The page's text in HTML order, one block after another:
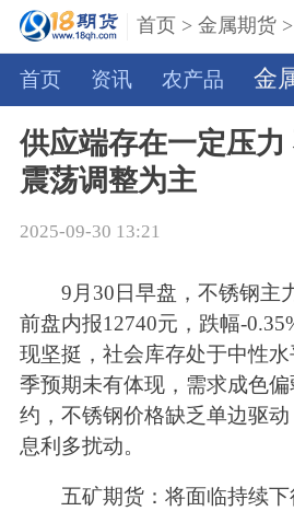
首页 >金属期货 >
首页 资讯 农产品 金
供应端存在一定压
震荡调整为主
2025-09-30 13:21
9月30日早盘，不锈钢主
前盘内报12740元，跌幅-
现坚挺，社会库存处于中性
季预期未有体现，需求成色偏
约，不锈钢价格缺乏单边驱
息利多扰动。
五矿期货：将面临持续下